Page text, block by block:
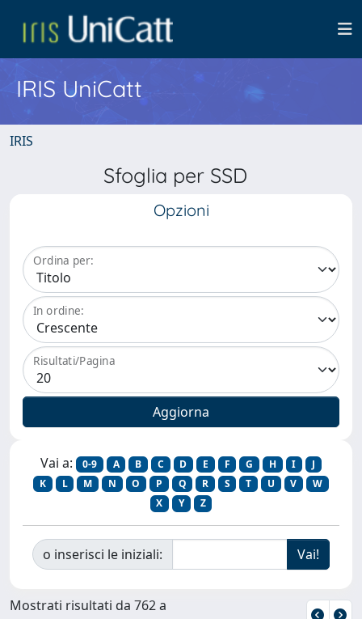
IRIS UniCatt
IRIS
Sfoglia per SSD
Opzioni
Ordina per:
In ordine:
Risultati/Pagina
Vai a: 0-9 A B C D E F G H I
J
K
L M N O P Q R S T U V
W
X
Y Z
o inserisci le iniziali:
Mostrati risultati da 762 a